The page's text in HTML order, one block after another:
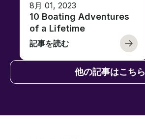
8月 01, 2023
10 Boating Adventures
of a Lifetime
記事を読む
他の記事はこちら